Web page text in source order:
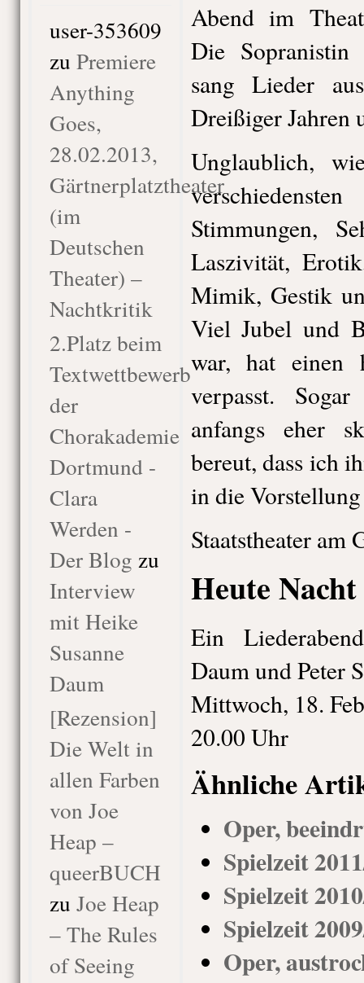
user-353609
zu Premiere
Anything
Goes,
28.02.2013,
Gärtnerplatztheater
(im
Deutschen
Theater) –
Nachtkritik
2.Platz beim
Textwettbewerb
der
Chorakademie
Dortmund -
Clara
Werden -
Der Blog zu
Interview
mit Heike
Susanne
Daum
[Rezension]
Die Welt in
allen Farben
von Joe
Heap –
queerBUCH
zu Joe Heap
– The Rules
of Seeing
Abend im
Die Sopranistin
sang Lieder
Dreißiger Jahren
Unglaublich,
Stimmungen,
Laszivität,
Mimik, Gestik
Viel Jubel und
war, hat einen
verpasst.
anfangs eher
bereut, dass ich
in die
Staatstheater am
Heute
Ein
Daum und Peter
Mittwoch, 18.
20.00 Uhr
Ähnliche
Oper,
Spielzeit
Spielzeit
Spielzeit
Oper,